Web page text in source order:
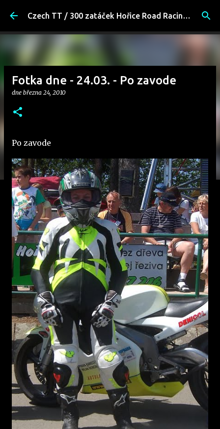
Přeskočit na hlavní obsah Czech TT / 300 zatáček Hořice Road Racing Fans
Fotka dne - 24.03. - Po zavode
dne března 24, 2010
Po zavode